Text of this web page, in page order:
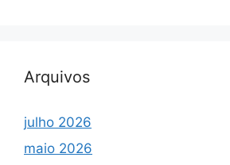
Arquivos
julho 2026
maio 2026